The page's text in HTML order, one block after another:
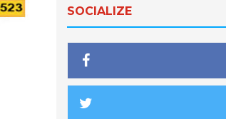
SOCIALIZE